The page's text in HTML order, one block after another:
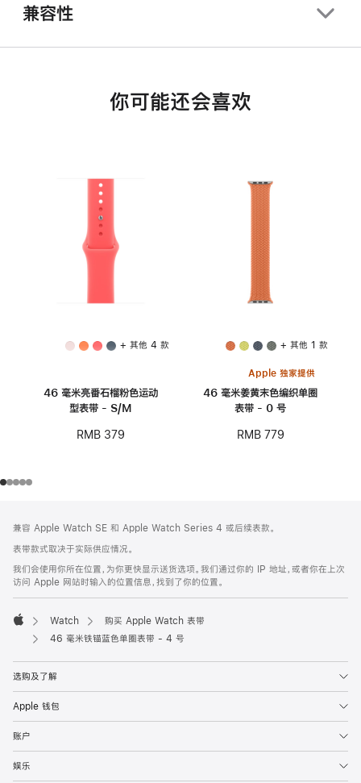
兼容性
你可能还会喜欢
+ 其他 4 款
46 毫米亮番石榴粉色运动
型表带 - S/M
RMB 379
+ 其他 1 款
Apple 独家提供
46 毫米姜黄末色编织单圈
表带 - 0 号
RMB 779
页
页
脚
注
兼容 Apple Watch SE 和 Apple Watch Series 4 或后续表款。
表带款式取决于实际供应情况。
我们会使用你所在位置，为你更快显示送货选项。我们通过你的 IP 地址，或者你在上次
访问 Apple 网站时输入的位置信息，找到了你的位置。
Apple
Watch
购买 Apple Watch 表带
46 毫米铁锚蓝色单圈表带 - 4 号
选购及了解
Apple 钱包
账户
娱乐